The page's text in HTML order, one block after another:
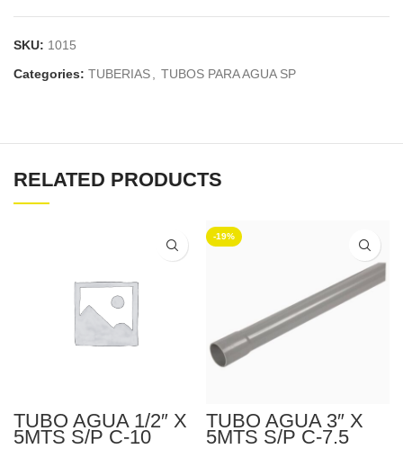
SKU: 1015
Categories: TUBERIAS TUBOS PARA AGUA SP
RELATED PRODUCTS
TUBO AGUA 1/2″ X
5MTS S/P C-10
-19%
TUBO AGUA 3″ X
5MTS S/P C-7.5